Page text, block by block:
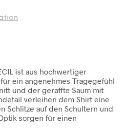
ist aus hochwertiger
ein angenehmes Tragegefühl
und der geraffte Saum mit
verleihen dem Shirt eine
Schlitze auf den Schultern und
sorgen für einen